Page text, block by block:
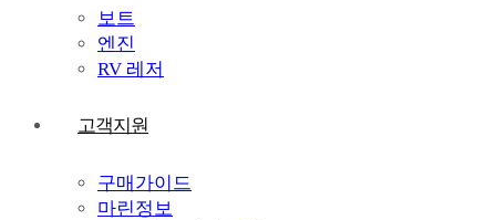
보트
엔진
RV 레저
고객지원
구매가이드
마린정보